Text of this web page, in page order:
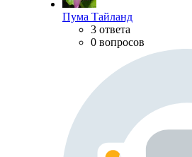
Пума Тайланд
3 ответа
0 вопросов